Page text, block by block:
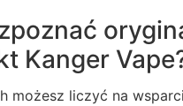
Kanger
możesz liczyć na